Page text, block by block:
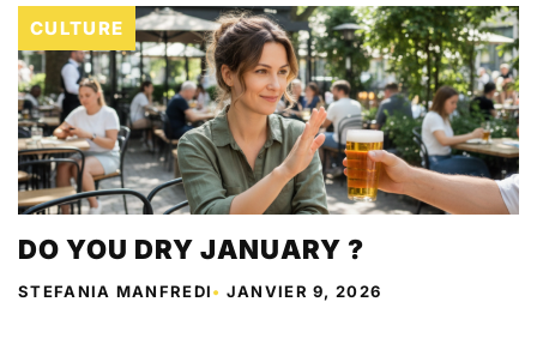
CULTURE
DO YOU DRY JANUARY ?
STEFANIA MANFREDI• JANVIER 9, 2026